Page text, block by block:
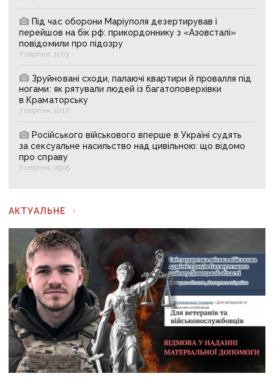
Під час оборони Маріуполя дезертирував і
перейшов на бік рф: прикордоннику з «Азовсталі»
повідомили про підозру
7 серпня, 11:03
Зруйновані сходи, палаючі квартири й провалля під
ногами: як рятували людей із багатоповерхівки
в Краматорську
7 серпня, 10:17
Російського військового вперше в Україні судять
за сексуальне насильство над цивільною: що відомо
про справу
7 серпня, 09:05
АКТУАЛЬНЕ